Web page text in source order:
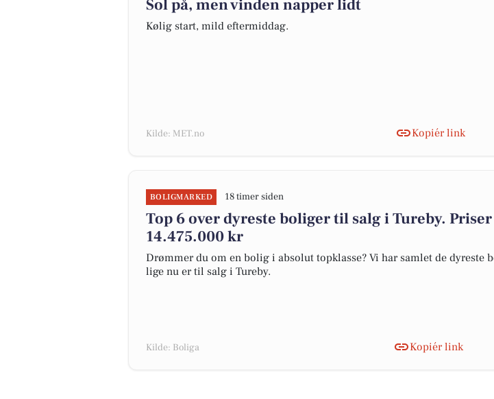
Sol på, men vinden napper lidt
Kølig start, mild eftermiddag.
Kilde: MET.no Kopiér link
BOLIGMARKED 18 timer siden
Top 6 over dyreste boliger til salg i Tureby.
14.475.000 kr
Drømmer du om en bolig i absolut topklasse? Vi har samlet de dyreste
lige nu er til salg i Tureby.
Kilde: Boliga Kopiér link